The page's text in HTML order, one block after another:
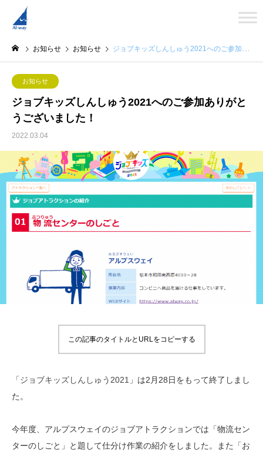
お知らせ お知らせ ジョブキッズしんしゅう2021へのご参加ありがとうございました！
お知らせ
ジョブキッズしんしゅう2021へのご参加ありがと
うございました！
2022.03.04
この記事のタイトルとURLをコピーする
「ジョブキッズしんしゅう2021 」は2月28日をもって終了しまし
た。
今年度、アルプスウェイのジョブアトラクションでは「物流セン
ターのしごと」と題して仕分け作業の紹介をしました。また「お